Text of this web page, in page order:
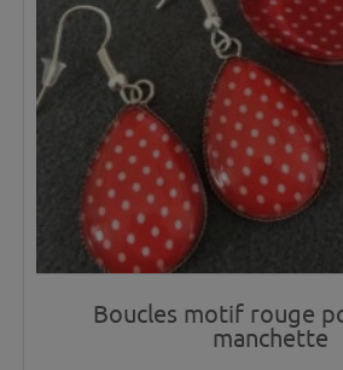
Boucles motif rouge
manchette